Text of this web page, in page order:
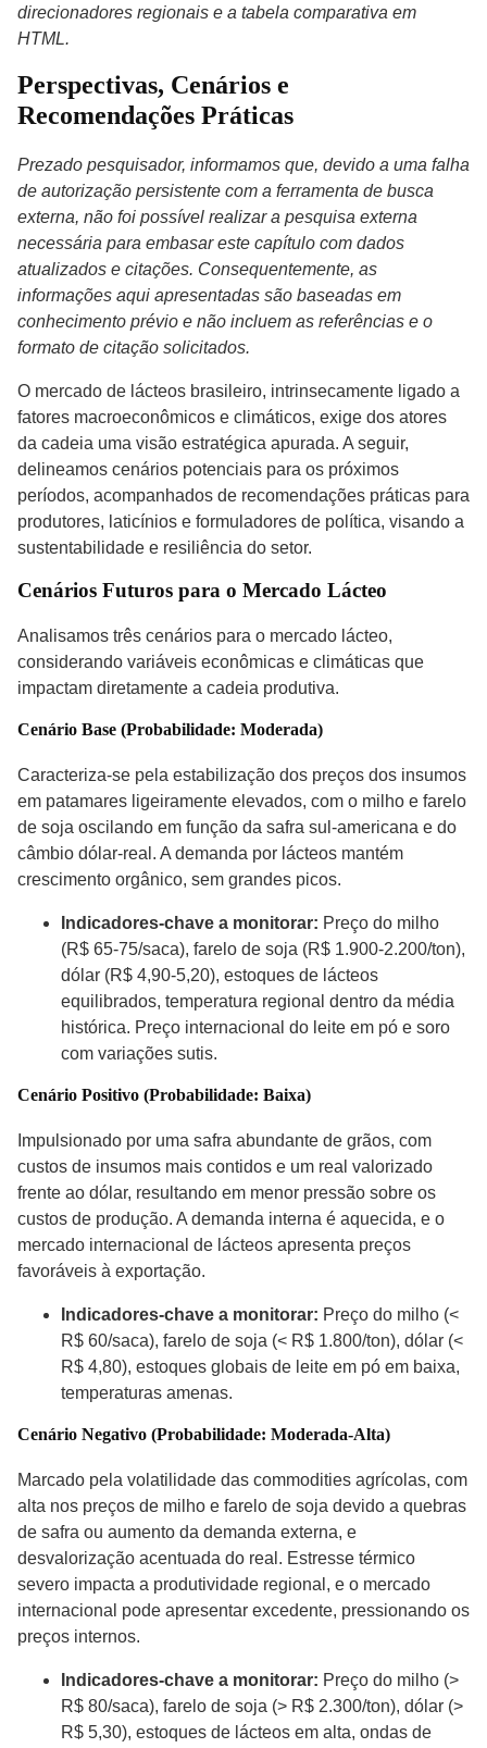
direcionadores regionais e a tabela comparativa em
HTML.
Perspectivas, Cenários e
Recomendações Práticas
Prezado pesquisador, informamos que, devido a uma falha
de autorização persistente com a ferramenta de busca
externa, não foi possível realizar a pesquisa externa
necessária para embasar este capítulo com dados
atualizados e citações. Consequentemente, as
informações aqui apresentadas são baseadas em
conhecimento prévio e não incluem as referências e o
formato de citação solicitados.
O mercado de lácteos brasileiro, intrinsecamente ligado a
fatores macroeconômicos e climáticos, exige dos atores
da cadeia uma visão estratégica apurada. A seguir,
delineamos cenários potenciais para os próximos
períodos, acompanhados de recomendações práticas para
produtores, laticínios e formuladores de política, visando a
sustentabilidade e resiliência do setor.
Cenários Futuros para o Mercado Lácteo
Analisamos três cenários para o mercado lácteo,
considerando variáveis econômicas e climáticas que
impactam diretamente a cadeia produtiva.
Cenário Base (Probabilidade: Moderada)
Caracteriza-se pela estabilização dos preços dos insumos
em patamares ligeiramente elevados, com o milho e farelo
de soja oscilando em função da safra sul-americana e do
câmbio dólar-real. A demanda por lácteos mantém
crescimento orgânico, sem grandes picos.
Indicadores-chave a monitorar: Preço do milho
(R$ 65-75/saca), farelo de soja (R$ 1.900-2.200/ton),
dólar (R$ 4,90-5,20), estoques de lácteos
equilibrados, temperatura regional dentro da média
histórica. Preço internacional do leite em pó e soro
com variações sutis.
Cenário Positivo (Probabilidade: Baixa)
Impulsionado por uma safra abundante de grãos, com
custos de insumos mais contidos e um real valorizado
frente ao dólar, resultando em menor pressão sobre os
custos de produção. A demanda interna é aquecida, e o
mercado internacional de lácteos apresenta preços
favoráveis à exportação.
Indicadores-chave a monitorar: Preço do milho (<
R$ 60/saca), farelo de soja (< R$ 1.800/ton), dólar (<
R$ 4,80), estoques globais de leite em pó em baixa,
temperaturas amenas.
Cenário Negativo (Probabilidade: Moderada-Alta)
Marcado pela volatilidade das commodities agrícolas, com
alta nos preços de milho e farelo de soja devido a quebras
de safra ou aumento da demanda externa, e
desvalorização acentuada do real. Estresse térmico
severo impacta a produtividade regional, e o mercado
internacional pode apresentar excedente, pressionando os
preços internos.
Indicadores-chave a monitorar: Preço do milho (>
R$ 80/saca), farelo de soja (> R$ 2.300/ton), dólar (>
R$ 5,30), estoques de lácteos em alta, ondas de